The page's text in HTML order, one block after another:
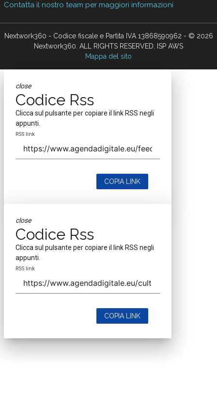
Contatta il nostro team per maggiori informazioni
Nextwork360 - Codice fiscale e Partita IVA 13868590962 - © 2026
Nextwork360. ALL RIGHTS RESERVED. ISP AWS
Mappa del sito
close
Codice Rss
Clicca sul pulsante per copiare il link RSS negli
appunti.
RSS link
COPIA LINK
close
Codice Rss
Clicca sul pulsante per copiare il link RSS negli
appunti.
RSS link
COPIA LINK